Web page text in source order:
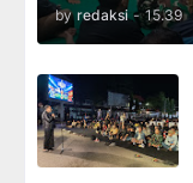
by redaksi - 15.39